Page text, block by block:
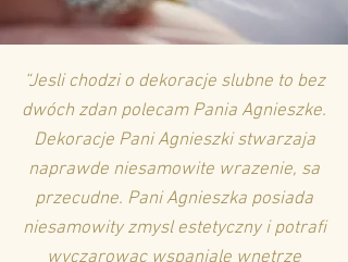
“Jesli chodzi o dekoracje slubne to bez
dwóch zdan polecam Pania Agnieszke.
Dekoracje Pani Agnieszki stwarzaja
naprawde niesamowite wrazenie, sa
przecudne. Pani Agnieszka posiada
niesamowity zmysl estetyczny i potrafi
wyczarowac wspaniale wnetrze